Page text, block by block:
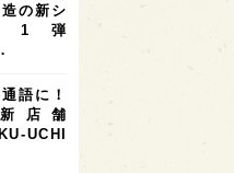
県
1
の新シ
1弾
語に！
店舗
UCHI